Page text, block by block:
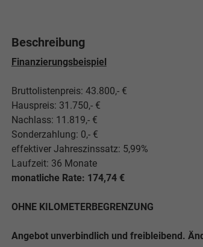
Beschreibung
Finanzierungsbeispiel
Bruttolistenpreis: 43.800,- €
Hauspreis: 31.750,- €
Nachlass: 11.819,- €
Sonderzahlung: 0,- €
effektiver Jahreszinssatz: 5,99%
Laufzeit: 36 Monate
monatliche Rate: 174,74 €
OHNE KILOMETERBEGRENZUNG
Angebot unverbindlich und freibleibend.